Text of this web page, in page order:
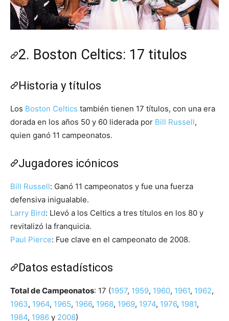
2. Boston Celtics: 17 titulos
Historia y títulos
Los Boston Celtics también tienen 17 títulos, con una era
dorada en los años 50 y 60 liderada por Bill Russell,
quien ganó 11 campeonatos.
Jugadores icónicos
Bill Russell: Ganó 11 campeonatos y fue una fuerza
defensiva inigualable.
Larry Bird: Llevó a los Celtics a tres títulos en los 80 y
revitalizó la franquicia.
Paul Pierce: Fue clave en el campeonato de 2008.
Datos estadísticos
Total de Campeonatos: 17 (1957, 1959, 1960, 1961, 1962,
1963, 1964, 1965, 1966, 1968, 1969, 1974, 1976, 1981,
1984, 1986 y 2008)